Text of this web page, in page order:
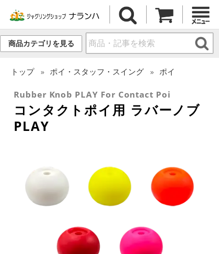
商品カテゴリを見る
トップ ポイ・スタッフ・スイング ポイ
Rubber Knob PLAY For Contact Poi
コンタクトポイ用 ラバーノブ
PLAY